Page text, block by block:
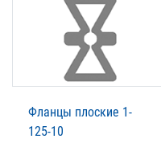
Фланцы плоские 1-
125-10